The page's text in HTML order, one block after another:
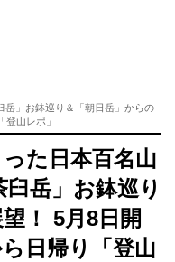
岳」お鉢巡り＆「朝日岳」からの
山レポ」
た日本百名山
臼岳」お鉢巡り
！ 5月8日開
日帰り「登山